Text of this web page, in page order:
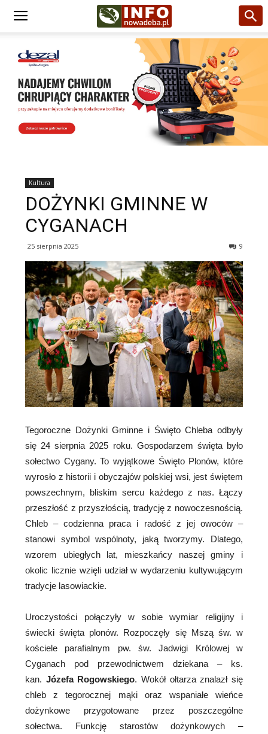
Kultura
DOŻYNKI GMINNE W
CYGANACH
25 sierpnia 2025 9
Tegoroczne Dożynki Gminne i Święto Chleba odbyły
się 24 sierpnia 2025 roku. Gospodarzem święta było
sołectwo Cygany. To wyjątkowe Święto Plonów, które
wyrosło z historii i obyczajów polskiej wsi, jest świętem
powszechnym, bliskim sercu każdego z nas. Łączy
przeszłość z przyszłością, tradycję z nowoczesnością.
Chleb – codzienna praca i radość z jej owoców –
stanowi symbol wspólnoty, jaką tworzymy. Dlatego,
wzorem ubiegłych lat, mieszkańcy naszej gminy i
okolic licznie wzięli udział w wydarzeniu kultywującym
tradycje lasowiackie.
Uroczystości połączyły w sobie wymiar religijny i
świecki święta plonów. Rozpoczęły się Mszą św. w
kościele parafialnym pw. św. Jadwigi Królowej w
Cyganach pod przewodnictwem dziekana – ks.
kan. Józefa Rogowskiego. Wokół ołtarza znalazł się
chleb z tegorocznej mąki oraz wspaniałe wieńce
dożynkowe przygotowane przez poszczególne
sołectwa. Funkcję starostów dożynkowych –